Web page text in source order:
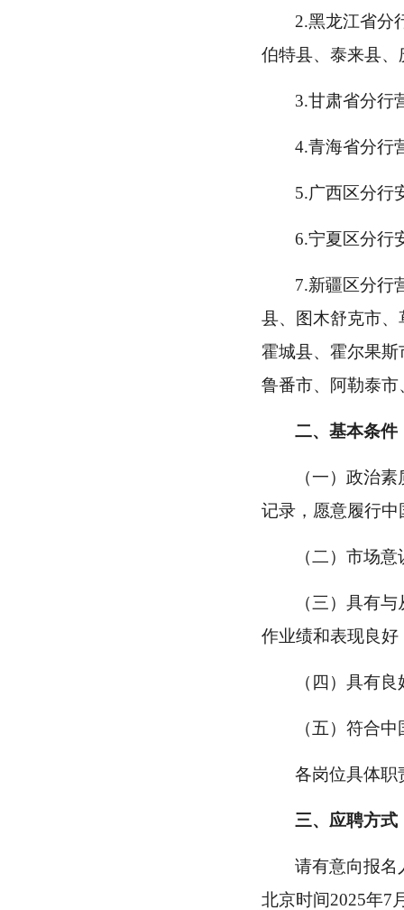
2.黑龙江省分
伯特县、泰来县
3.甘肃省分行
4.青海省分行
5.广西区分行
6.宁夏区分行
7.新疆区分行
县、图木舒克市
霍城县、霍尔果
鲁番市、阿勒泰市
二、基本条件
（一）政治
记录，愿意履行
（二）市场
（三）具有
作业绩和表现良好
（四）具有
（五）符合
各岗位具体职
三、应聘方式
请有意向报名
北京时间2025年7